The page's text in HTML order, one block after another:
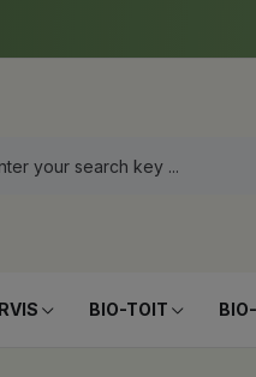
BIO-TOIT